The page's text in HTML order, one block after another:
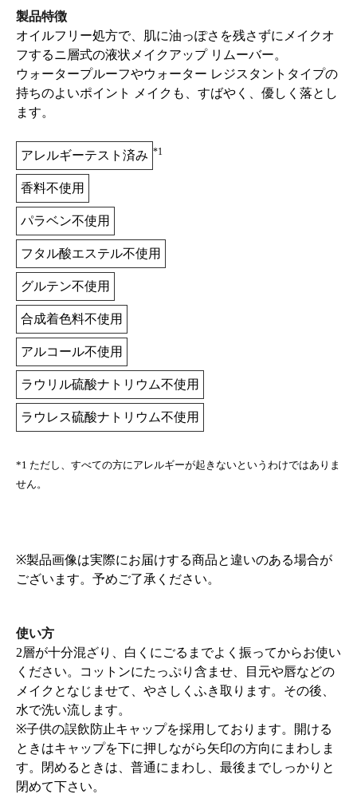
製品特徴
オイルフリー処方で、肌に油っぽさを残さずにメイクオ
フするニ層式の液状メイクアップ リムーバー。
ウォータープルーフやウォーター レジスタントタイプの
持ちのよいポイント メイクも、すばやく、優しく落とし
ます。
アレルギーテスト済み *1
香料不使用
パラベン不使用
フタル酸エステル不使用
グルテン不使用
合成着色料不使用
アルコール不使用
ラウリル硫酸ナトリウム不使用
ラウレス硫酸ナトリウム不使用
*1 ただし、すべての方にアレルギーが起きないというわけではありま
せん。
※製品画像は実際にお届けする商品と違いのある場合が
ございます。予めご了承ください。
使い方
2層が十分混ざり、白くにごるまでよく振ってからお使い
ください。コットンにたっぷり含ませ、目元や唇などの
メイクとなじませて、やさしくふき取ります。その後、
水で洗い流します。
※子供の誤飲防止キャップを採用しております。開ける
ときはキャップを下に押しながら矢印の方向にまわしま
す。閉めるときは、普通にまわし、最後までしっかりと
閉めて下さい。